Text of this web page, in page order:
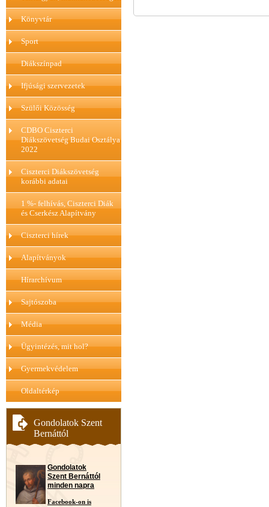
Könyvtár
Sport
Diákszínpad
Ifjúsági szervezetek
Szülői Közösség
CDBO Ciszterci
Diákszövetség Budai Osztálya
2022
Ciszterci Diákszövetség
korábbi adatai
1 %- felhívás, Ciszterci Diák
és Cserkész Alapítvány
Ciszterci hírek
Alapítványok
Hírarchívum
Sajtószoba
Média
Ügyintézés, mit hol?
Gyermekvédelem
Oldaltérkép
Gondolatok Szent
Bernáttól
Gondolatok
Szent Bernáttól
minden napra
Facebook-on is